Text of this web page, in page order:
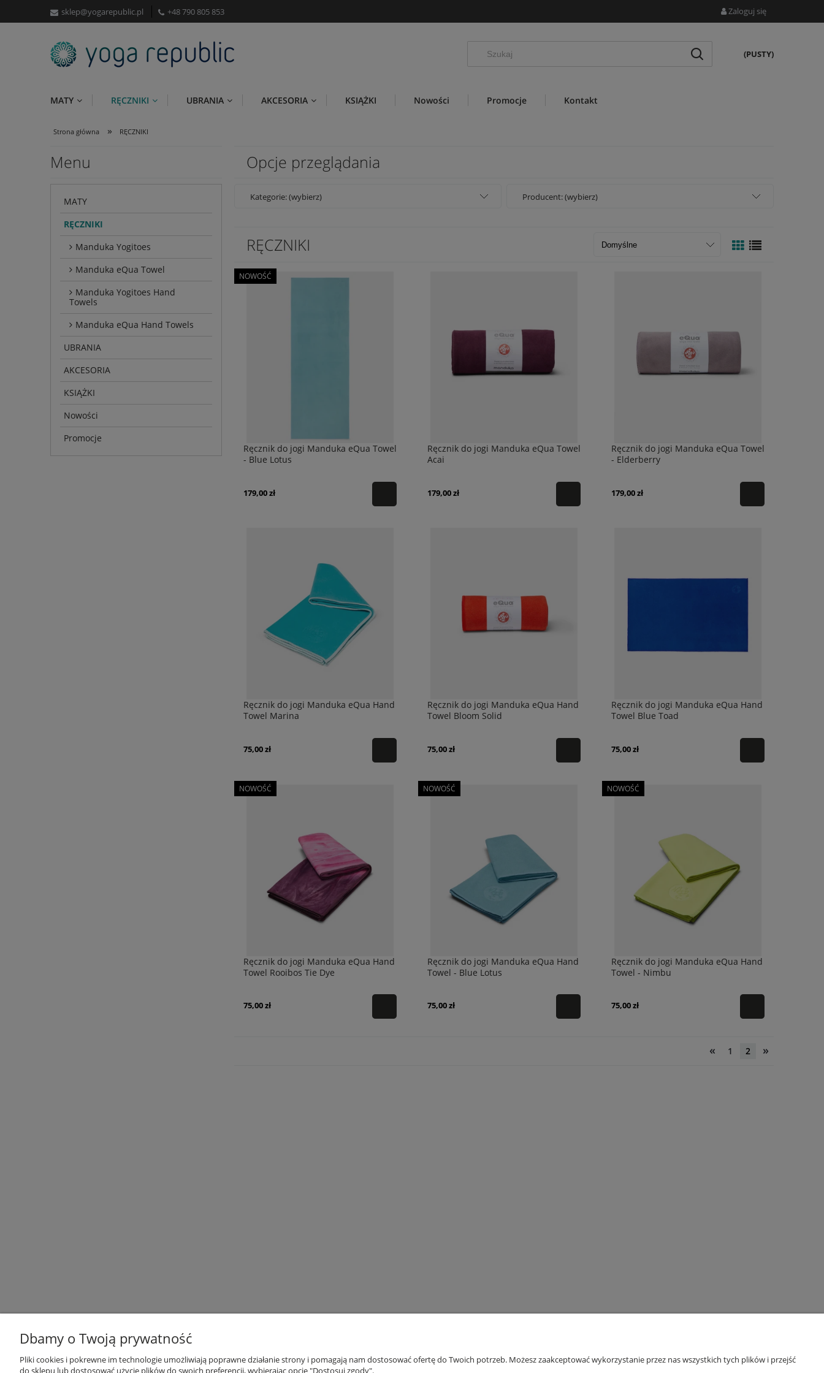
sklep@yogarepublic.pl +48 790 805 853 Zaloguj się
(PUSTY)
MATY RĘCZNIKI UBRANIA AKCESORIA KSIĄŻKI Nowości Promocje Kontakt
Strona główna » RĘCZNIKI
Menu
MATY
RĘCZNIKI
Manduka Yogitoes
Manduka eQua Towel
Manduka Yogitoes Hand
Towels
Manduka eQua Hand Towels
UBRANIA
AKCESORIA
KSIĄŻKI
Nowości
Promocje
Opcje przeglądania
Kategorie: (wybierz) Producent: (wybierz)
RĘCZNIKI
Ręcznik do jogi Manduka eQua Towel
- Blue Lotus
179,00 zł
NOWOŚĆ
Ręcznik do jogi Manduka eQua Towel
Acai
179,00 zł
Ręcznik do jogi Manduka eQua Towel
- Elderberry
179,00 zł
Ręcznik do jogi Manduka eQua Hand
Towel Marina
75,00 zł
Ręcznik do jogi Manduka eQua Hand
Towel Bloom Solid
75,00 zł
Ręcznik do jogi Manduka eQua Hand
Towel Blue Toad
75,00 zł
Ręcznik do jogi Manduka eQua Hand
Towel Rooibos Tie Dye
75,00 zł
NOWOŚĆ
Ręcznik do jogi Manduka eQua Hand
Towel - Blue Lotus
75,00 zł
NOWOŚĆ
Ręcznik do jogi Manduka eQua Hand
Towel - Nimbu
75,00 zł
NOWOŚĆ
« 1 2 »
INFO
Dbamy o Twoją prywatność
Pliki cookies i pokrewne im technologie umożliwiają poprawne działanie strony i pomagają nam dostosować ofertę do Twoich potrzeb. Możesz zaakceptować wykorzystanie przez nas wszystkich tych plików i przejść
do sklepu lub dostosować użycie plików do swoich preferencji, wybierając opcję "Dostosuj zgody".